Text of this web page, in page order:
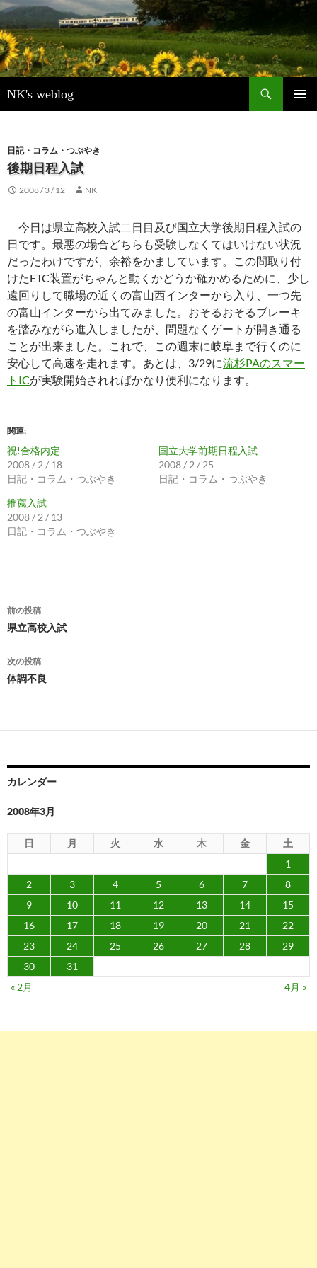
NK's weblog
索
ン
ツ
へ
ス
プ
日記・コラム・つぶやき
後期日程入試
2008 / 3 / 12 NK
今日は県立高校入試二日目及び国立大学後期日程入試の
日です。最悪の場合どちらも受験しなくてはいけない状況
だったわけですが、余裕をかましています。この間取り付
けたETC装置がちゃんと動くかどうか確かめるために、少し
遠回りして職場の近くの富山西インターから入り、一つ先
の富山インターから出てみました。おそるおそるブレーキ
を踏みながら進入しましたが、問題なくゲートが開き通る
ことが出来ました。これで、この週末に岐阜まで行くのに
安心して高速を走れます。あとは、3/29に流杉PAのスマー
トICが実験開始されればかなり便利になります。
関連
祝!合格内定
2008 / 2 / 18
日記・コラム・つぶやき
国立大学前期日程入試
2008 / 2 / 25
日記・コラム・つぶやき
推薦入試
2008 / 2 / 13
日記・コラム・つぶやき
投
稿
ナ
ビ
ゲ
ー
ョ
ン
前の投稿
県立高校入試
次の投稿
体調不良
カレンダー
2008年3月
日 月 火 水 木 金
土
1
2
3 4 5 6 7
8
9
10 11 12 13 14
15
16
17 18 19 20 21
22
23
24 25 26 27 28
29
30
31
« 2月
4月 »